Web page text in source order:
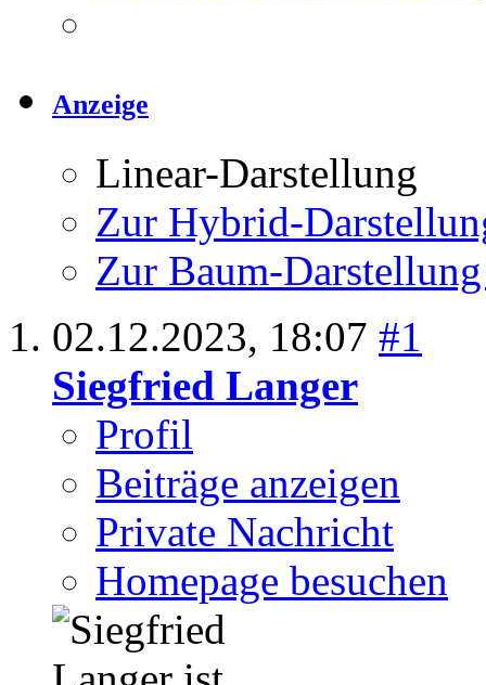
Anzeige
Linear-Darstellung
Zur Hybrid-
Zur Baum-
02.12.2023, 18:07 #1
Siegfried Langer
Profil
Beiträge anzeigen
Private Nachricht
Homepage besuchen